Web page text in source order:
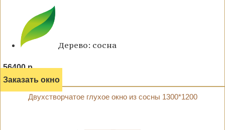
Дерево: сосна
56400 р.
Заказать окно
Двухстворчатое глухое окно из сосны 1300*1200